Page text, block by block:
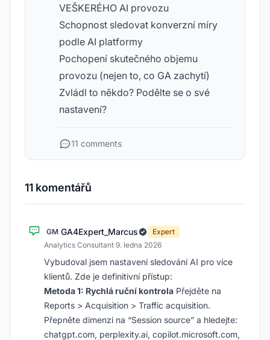
VEŠKERÉHO AI provozu
Schopnost sledovat konverzní míry
podle AI platformy
Pochopení skutečného objemu
provozu (nejen to, co GA zachytí)
Zvládl to někdo? Podělte se o své
nastavení?
11 comments
11 komentářů
GM GA4Expert_Marcus
Expert
Analytics Consultant·9. ledna 2026
Vybudoval jsem nastavení sledování AI pro více
klientů. Zde je definitivní přístup:
Metoda 1: Rychlá ruční kontrola Přejděte na
Reports > Acquisition > Traffic acquisition.
Přepněte dimenzi na “Session source” a hledejte:
chatgpt.com, perplexity.ai, copilot.microsoft.com,